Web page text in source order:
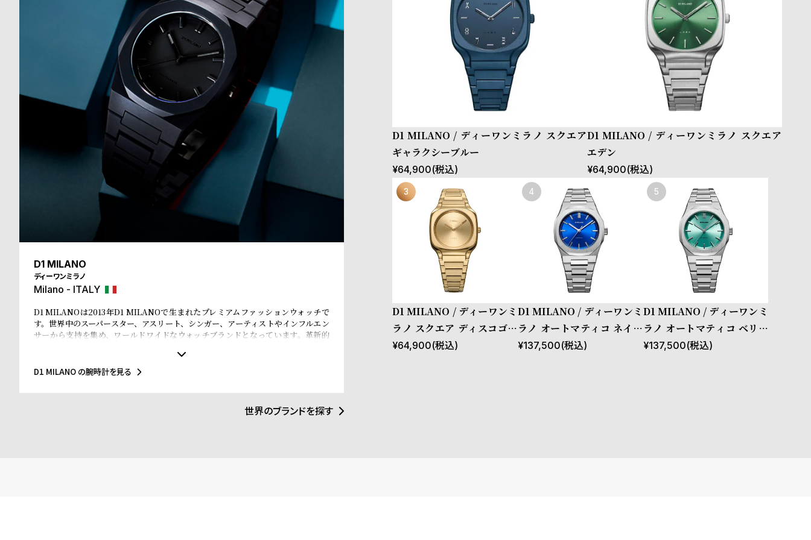
D1 MILANO
ディーワンミラノ
Milano - ITALY
D1 MILANOは2013年D1 MILANOで生まれたプレミアムファッションウォッチで
す。世界中のスーパースター、アスリート、シンガー、アーティストやインフルエン
サーから支持を集め、ワールドワイドなウォッチブランドとなっています。革新的
されたデザインは、流行を追いかける全ての人々にとってのマストアイテムとなる
ことでしょう。Forbesによって、ファッションを再定義する若いイタリアンブラン
などファッション業界のトップリーダーたちもノミネートされています。
D1 MILANO の腕時計を見る
世界のブランドを探す
D1 MILANO / ディーワンミラノ スクエア
ギャラクシーブルー
¥64,900(税込)
D1 MILANO / ディーワンミラノ スクエア
エデン
¥64,900(税込)
D1 MILANO / ディーワンミ
ラノ スクエア ディスコゴー
ルド
¥64,900(税込)
D1 MILANO / ディーワンミ
ラノ オートマティコ ネイビ
ーコード
¥137,500(税込)
D1 MILANO / ディーワンミ
ラノ オートマティコ ベリル
コード
¥137,500(税込)